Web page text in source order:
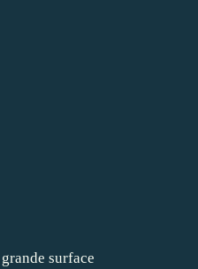
surface